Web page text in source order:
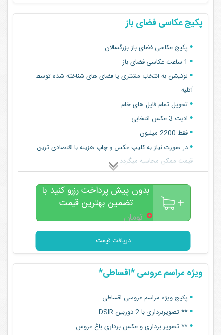
پکیج عکاسی فضای باز
پکیج عکاسی فضای باز بزرگسالان
لوکیشن به انتخاب مشتری یا فضای های شناخته شده توسط
آتلیه
تحویل تمام فایل های خام
ادیت 3 عکس انتخابی
فقط 2200 میلیون
در صورت نیاز به کلیپ عکس و چاپ هزینه با اقتصادی ترین
قیمت ممکن محاسبه میگردد
بدون پیش پرداخت رزرو کنید با
تضمین بهترین قیمت
۰تومان
دریافت قیمت
ویژه مراسم عروسی *اقساطی*
پکیج ویژه مراسم عروسی اقساطی
** تصویربرداری با 2 دوربین DSIR
** تصویر برداری و عکس برداری باغ عروس